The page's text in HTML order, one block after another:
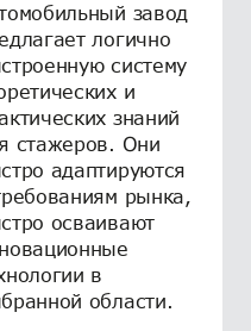
завод
логично
систему
и
знаний
стажеров. Они
адаптируются
рынка,
осваивают
в
области.